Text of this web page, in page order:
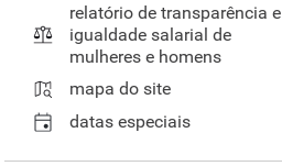
relatório de transparência e
igualdade salarial de
mulheres e homens
mapa do site
datas especiais